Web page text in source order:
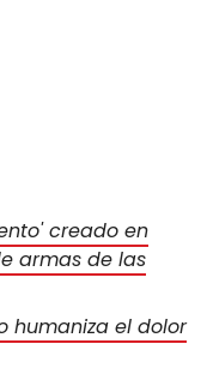
creado en
armas de las
humaniza el dolor